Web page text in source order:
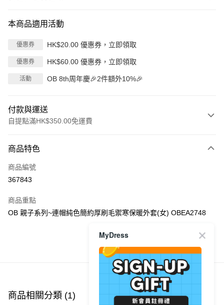
本商品適用活動
優惠券 HK$20.00 優惠券，立即領取
優惠券 HK$60.00 優惠券，立即領取
活動 OB 8th周年慶🎉2件額外10%🎉
付款與運送
自提點滿HK$350.00免運費
信用卡
Apple Pay
PayMe
每筆HK$40.00，滿HK$350.00或以上免運費
付款後順豐站及營業點
商品特色
商品編號
367843
商品重點
OB 親子系列~連帽純色簡約厚刷毛禦寒保暖外套(女) OBEA2748
商品推薦
商品相關分類 (1)
MyDress